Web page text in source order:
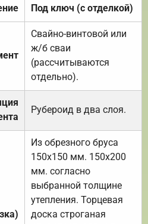
Под ключ (с отделкой)
Свайно-винтовой или
ж/б сваи
(рассчитываются
отдельно).
Рубероид в два слоя.
Из обрезного бруса
150х150 мм. 150х200
мм. согласно
выбранной толщине
утепления. Торцевая
доска строганая